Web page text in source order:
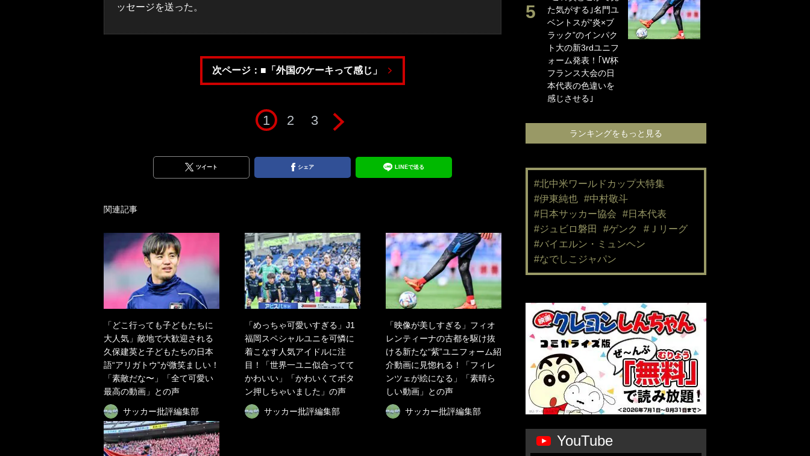
ッセージを送った。
次ページ：■「外国のケーキって感じ」
1 2 3
ツイート シェア LINEで送る
関連記事
「どこ行っても子どもたちに
大人気」敵地で大歓迎される
久保建英と子どもたちの日本
語“アリガトウ”が微笑ましい！
「素敵だな〜」「全て可愛い
最高の動画」との声
サッカー批評編集部
「めっちゃ可愛いすぎる」J1
福岡スペシャルユニを可憐に
着こなす人気アイドルに注
目！「世界一ユニ似合ってて
かわいい」「かわいくてボタ
ン押しちゃいました」の声
サッカー批評編集部
「映像が美しすぎる」フィオ
レンティーナの古都を駆け抜
ける新たな“紫”ユニフォーム紹
介動画に見惚れる！「フィレ
ンツェが絵になる」「素晴ら
しい動画」との声
サッカー批評編集部
た気がする｣名門ユ
ベントスが“炎×ブ
ラック”のインパク
ト大の新3rdユニフ
ォーム発表！｢W杯
フランス大会の日
本代表の色違いを
感じさせる｣
ランキングをもっと見る
#北中米ワールドカップ大特集
#伊東純也 #中村敬斗
#日本サッカー協会
#日本代表
#ジュビロ磐田
#ゲンク
#Ｊリーグ
#バイエルン・ミュンヘン
#なでしこジャパン
YouTube